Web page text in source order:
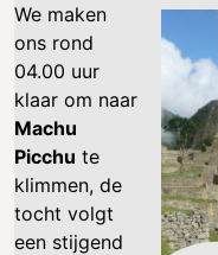
We maken
ons rond
04.00 uur
klaar om naar
Machu
Picchu te
klimmen, de
tocht volgt
een stijgend